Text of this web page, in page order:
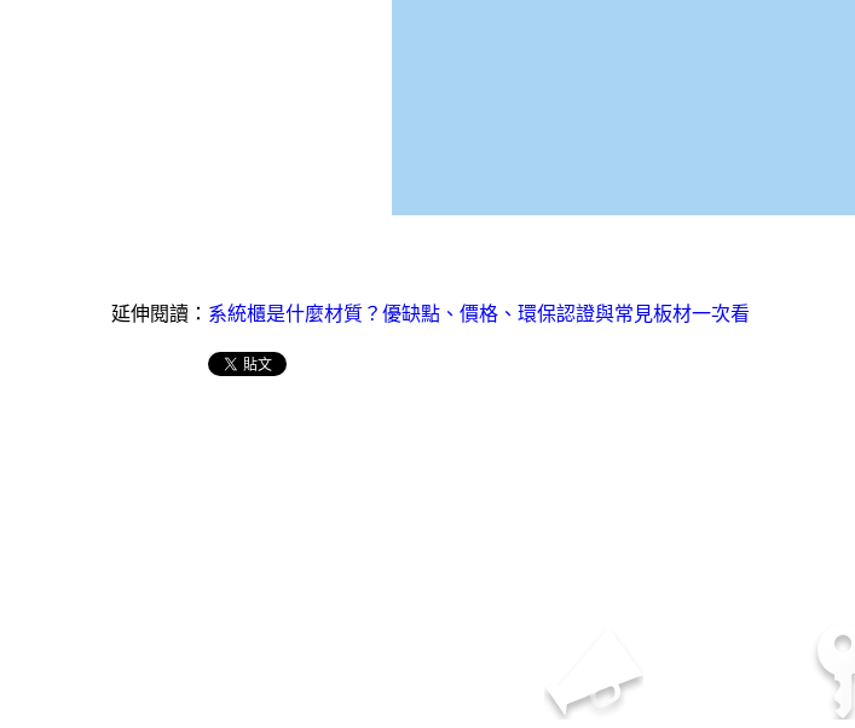
延伸閱讀： 系統櫃是什麼材質？優缺點、價格、環保認證與常見板材一次看